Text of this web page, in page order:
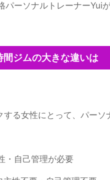
パーソナルトレーナーYui
ジムの大きな違いは
る女性にとって、パーソ
・自己管理が必要